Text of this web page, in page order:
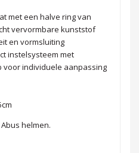
met een halve ring van
vervormbare kunststof
en vormsluiting
instelsysteem met
voor individuele aanpassing
helmen.